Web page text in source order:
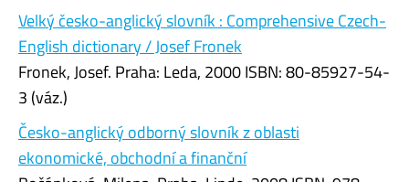
Velký česko-anglický slovník : Comprehensive Czech-
English dictionary / Josef Fronek
Fronek, Josef. Praha: Leda, 2000 ISBN: 80-85927-54-
3 (váz.)
Česko-anglický odborný slovník z oblasti
ekonomické, obchodní a finanční